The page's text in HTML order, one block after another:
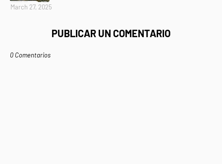
March 27, 2025
PUBLICAR UN COMENTARIO
0 Comentarios